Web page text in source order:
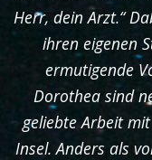
Herr, dein Arzt.“
ihren eigenen
ermutigende
Dorothea sind
geliebte Arbeit
Insel. Anders als